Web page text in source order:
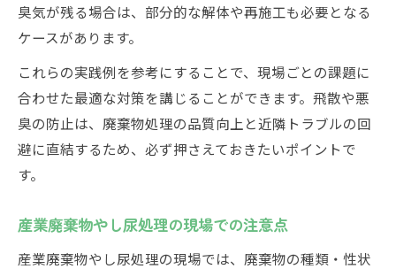
臭気が残る場合は、部分的な解体や再施工も必要となる
ケースがあります。
これらの実践例を参考にすることで、現場ごとの課題に
合わせた最適な対策を講じることができます。飛散や悪
臭の防止は、廃棄物処理の品質向上と近隣トラブルの回
避に直結するため、必ず押さえておきたいポイントで
す。
産業廃棄物やし尿処理の現場での注意点
産業廃棄物やし尿処理の現場では、廃棄物の種類・性状